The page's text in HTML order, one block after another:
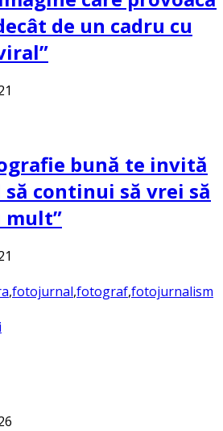
de un cadru cu
bună te invită
continui să vrei să
mult”
,fotojurnal,fotograf,fotojurnalism